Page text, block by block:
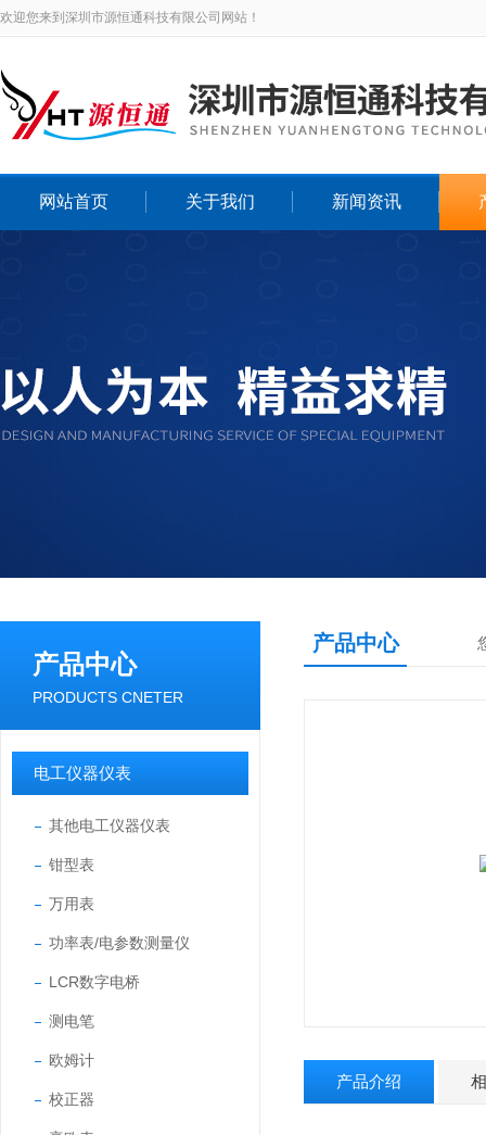
欢迎您来到深圳市源恒通科技有限公司网站！
网站首页 关于我们 新闻资讯
产品中心
PRODUCTS CNETER
电工仪器仪表
其他电工仪器仪表
钳型表
万用表
功率表/电参数测量仪
LCR数字电桥
测电笔
欧姆计
校正器
产品中心
产品介绍